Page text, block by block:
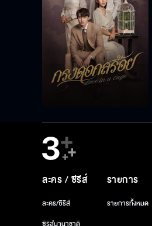
ละคร / ซีรีส์
ละคร/ซีรีส์
รายการ
รายการทั้งหมด